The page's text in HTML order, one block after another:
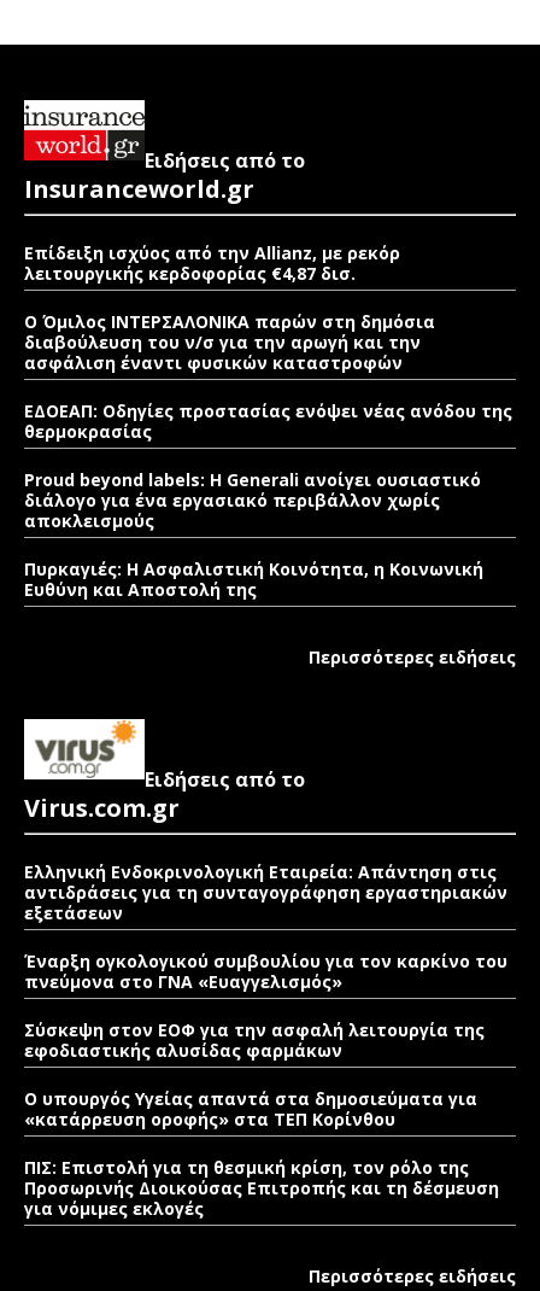
Ειδήσεις από το
Insuranceworld.gr
Επίδειξη ισχύος από την Allianz, με ρεκόρ
λειτουργικής κερδοφορίας €4,87 δισ.
Ο Όμιλος ΙΝΤΕΡΣΑΛΟΝΙΚΑ παρών στη δημόσια
διαβούλευση του ν/σ για την αρωγή και την
ασφάλιση έναντι φυσικών καταστροφών
ΕΔΟΕΑΠ: Οδηγίες προστασίας ενόψει νέας ανόδου της
θερμοκρασίας
Proud beyond labels: Η Generali ανοίγει ουσιαστικό
διάλογο για ένα εργασιακό περιβάλλον χωρίς
αποκλεισμούς
Πυρκαγιές: Η Ασφαλιστική Κοινότητα, η Κοινωνική
Ευθύνη και Αποστολή της
Περισσότερες ειδήσεις
Ειδήσεις από το
Virus.com.gr
Ελληνική Ενδοκρινολογική Εταιρεία: Απάντηση στις
αντιδράσεις για τη συνταγογράφηση εργαστηριακών
εξετάσεων
Έναρξη ογκολογικού συμβουλίου για τον καρκίνο του
πνεύμονα στο ΓΝΑ «Ευαγγελισμός»
Σύσκεψη στον ΕΟΦ για την ασφαλή λειτουργία της
εφοδιαστικής αλυσίδας φαρμάκων
Ο υπουργός Υγείας απαντά στα δημοσιεύματα για
«κατάρρευση οροφής» στα ΤΕΠ Κορίνθου
ΠΙΣ: Επιστολή για τη θεσμική κρίση, τον ρόλο της
Προσωρινής Διοικούσας Επιτροπής και τη δέσμευση
για νόμιμες εκλογές
Περισσότερες ειδήσεις